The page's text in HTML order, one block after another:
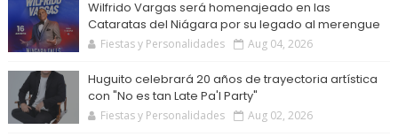
Wilfrido Vargas será homenajeado en las
Cataratas del Niágara por su legado al merengue
Fiestas y Personalidades Aug 04, 2026
Huguito celebrará 20 años de trayectoria artística
con "No es tan Late Pa'l Party"
Fiestas y Personalidades Aug 02, 2026